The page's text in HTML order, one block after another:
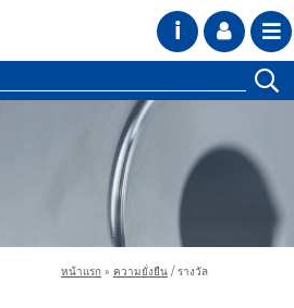
i
หน้าแรก » ความยั่งยืน /รางวัล